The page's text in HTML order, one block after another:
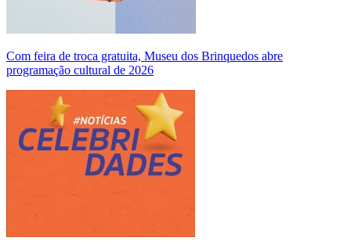
Com feira de troca gratuita, Museu dos Brinquedos abre
programação cultural de 2026